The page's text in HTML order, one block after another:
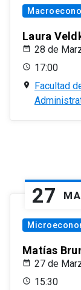
Laura
28 de
17:00
Facultad
27
Matías
27 de
15:30